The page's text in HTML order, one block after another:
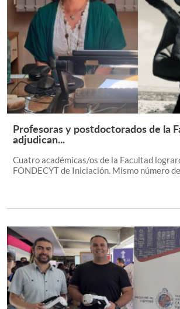
Profesoras y postdoctorados de la
adjudican...
Cuatro académicas/os de la Facultad
FONDECYT de Iniciación. Mismo número